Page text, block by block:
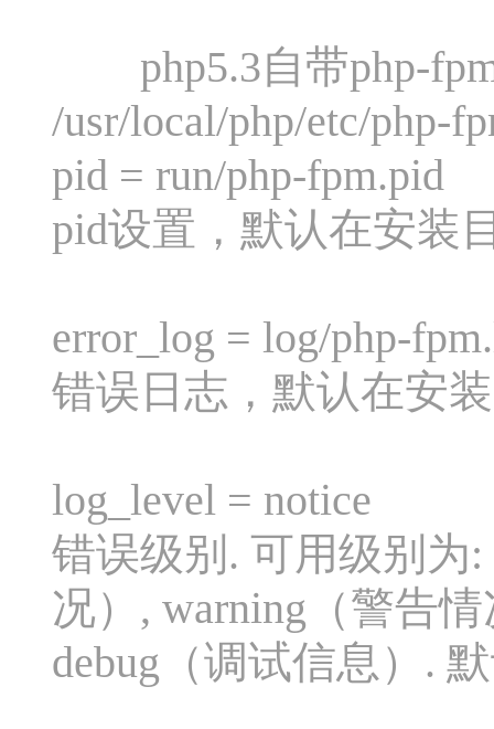
php5.3自带php-
/usr/local/php/etc/php-
pid = run/php-fpm.pid
pid设置，默认在安装
error_log = log/php-
错误日志，默认在安
log_level = notice
错误级别. 可用级别为
况）, warning（警告
debug（调试信息）.